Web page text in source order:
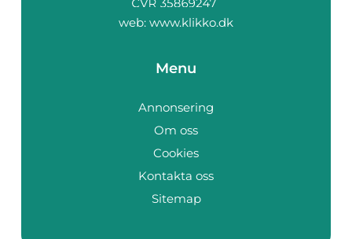
web: www.klikko.dk
Menu
Annonsering
Om oss
Cookies
Kontakta oss
Sitemap